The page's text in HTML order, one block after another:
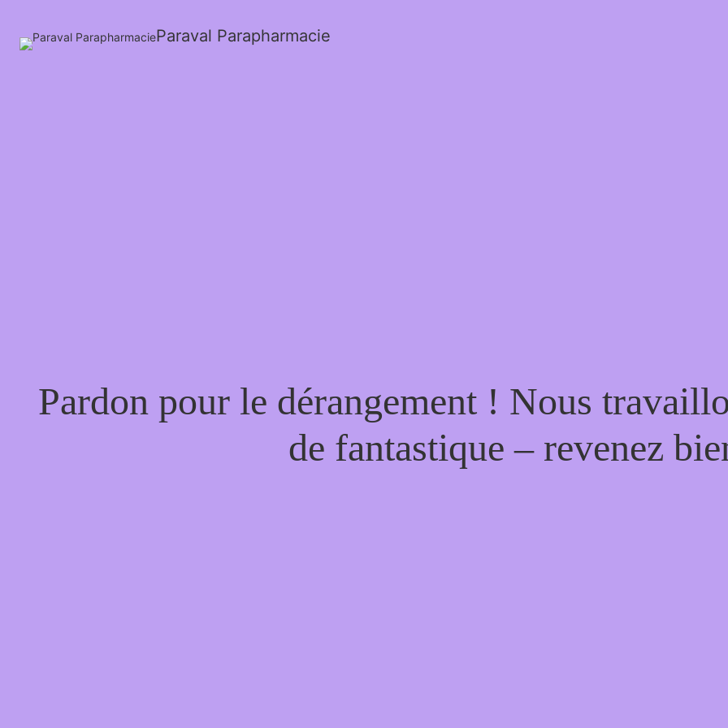
Paraval Parapharmacie
Pardon pour le dérangement ! Nous
de fantastique – revenez